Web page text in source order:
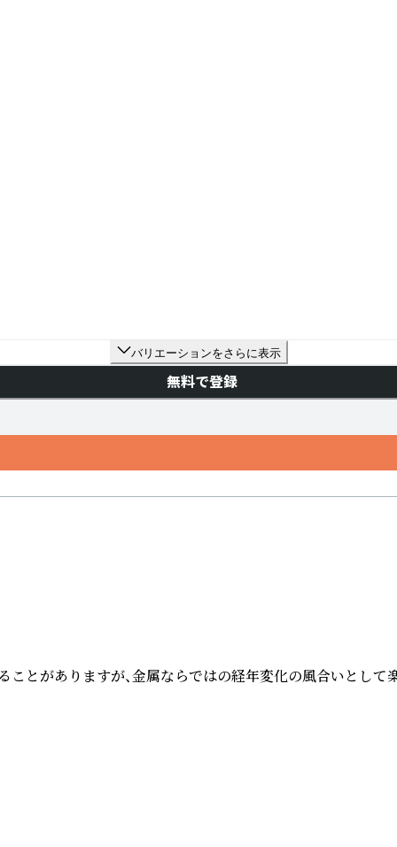
バリエーションをさらに表示
無料で登録
がありますが、金属ならではの経年変化の風合いと